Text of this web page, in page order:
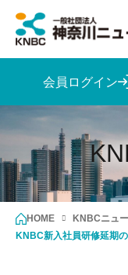
会員ログイン
HOME KNBCニュ
KNBC新入社員研修延期